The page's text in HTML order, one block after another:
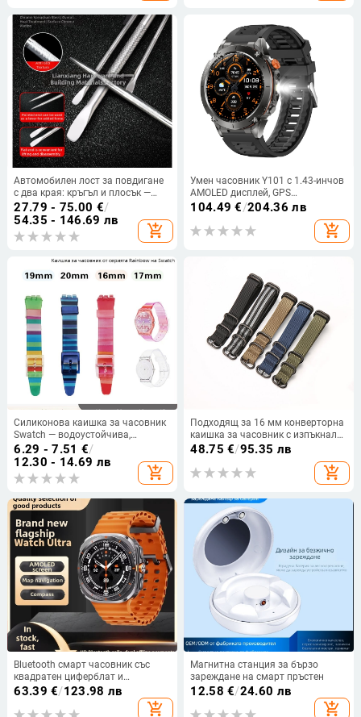
Автомобилен лост за повдигане
с два края: кръгъл и плосък —
многофункционален усилващ
лост
27.79 - 75.00 €/
54.35 - 146.69 лв
add_shopping_cart
Умен часовник Y101 с 1.43-инчов
AMOLED дисплей, GPS
позициониране, барометричен
компас, водоустойчив до 30 м и
живот на батерията 7–14 дни
104.49 €/204.36 лв
add_shopping_cart
Силиконова каишка за часовник
Swatch — водоустойчива,
материал: силикон, код на
продукта: Strap, марка: Qifulong,
Зима 2023
6.29 - 7.51 €/
12.30 - 14.69 лв
add_shopping_cart
Подходящ за 16 мм конверторна
каишка за часовник с изпъкнал
интерфейс
GA100/120/g8900GD100/120,
плетена найлонова каишка.
48.75 €/95.35 лв
add_shopping_cart
Bluetooth смарт часовник със
квадратен циферблат и
силиконова каишка; мониторинг
на сърдечния ритъм, измерване
на кръвното налягане, кислород
63.39 €/123.98 лв
add_shopping_cart
Магнитна станция за бързо
зареждане на смарт пръстен
12.58 €/24.60 лв
add_shopping_cart